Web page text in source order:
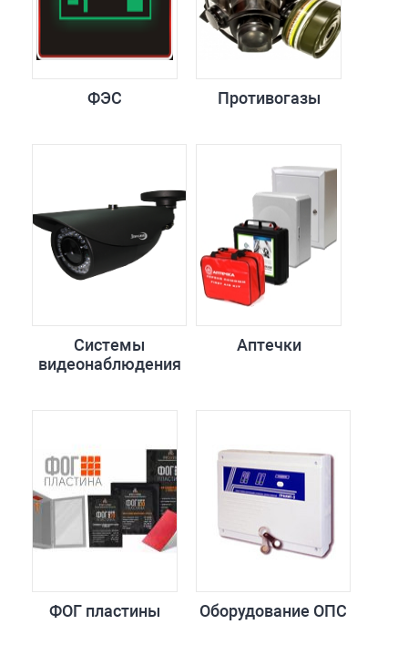
ФЭС Противогазы
Системы
видеонаблюдения
Аптечки
ФОГ пластины Оборудование ОПС